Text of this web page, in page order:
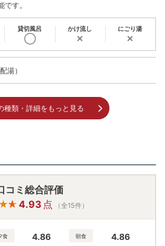
す。
貸切風呂
◯
かけ流し
✕
にごり湯
✕
湯）
種類・詳細をもっと見る
コミ総合評価
4.93 点 （全15件）
食 4.86 朝食 4.86